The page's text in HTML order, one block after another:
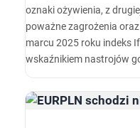
oznaki ożywienia, z
poważne zagrożenia
marcu 2025 roku indeks
wskaźnikiem nastrojów
lipca poprzedniego roku.